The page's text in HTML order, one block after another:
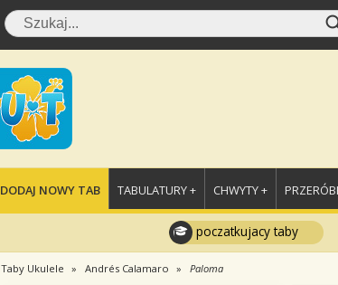
DODAJ NOWY TAB TABULATURY + CHWYTY +
poczatkujacy taby
Taby Ukulele Andrés Calamaro Paloma